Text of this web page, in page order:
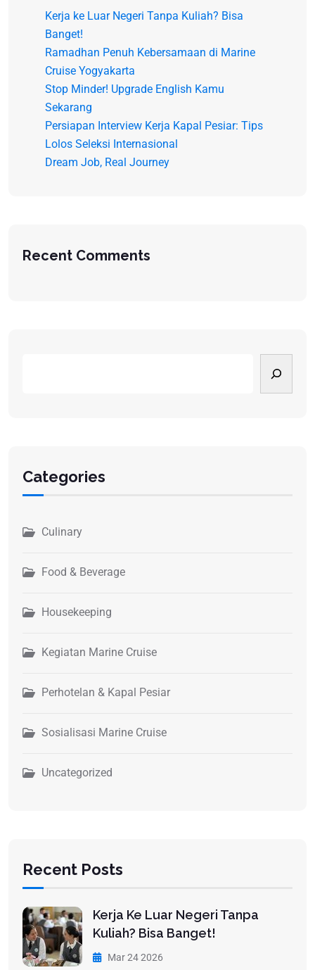
Kerja ke Luar Negeri Tanpa Kuliah? Bisa
Banget!
Ramadhan Penuh Kebersamaan di Marine
Cruise Yogyakarta
Stop Minder! Upgrade English Kamu
Sekarang
Persiapan Interview Kerja Kapal Pesiar: Tips
Lolos Seleksi Internasional
Dream Job, Real Journey
Recent Comments
Categories
Culinary
Food & Beverage
Housekeeping
Kegiatan Marine Cruise
Perhotelan & Kapal Pesiar
Sosialisasi Marine Cruise
Uncategorized
Recent Posts
Kerja Ke Luar Negeri Tanpa
Kuliah? Bisa Banget!
Mar 24 2026